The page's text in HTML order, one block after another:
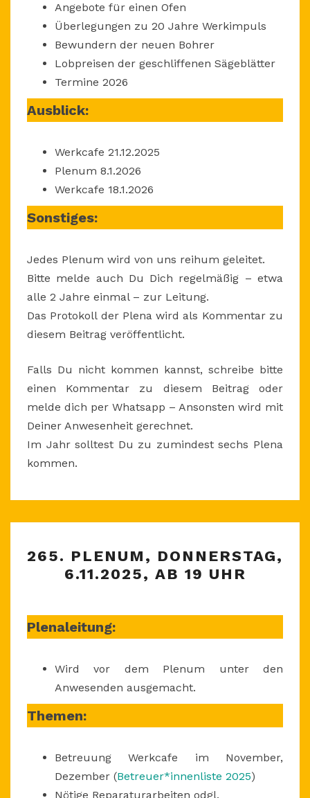
Angebote für einen Ofen
Überlegungen zu 20 Jahre Werkimpuls
Bewundern der neuen Bohrer
Lobpreisen der geschliffenen Sägeblätter
Termine 2026
Ausblick:
Werkcafe 21.12.2025
Plenum 8.1.2026
Werkcafe 18.1.2026
Sonstiges:
Jedes Plenum wird von uns reihum geleitet.
Bitte melde auch Du Dich regelmäßig – etwa
alle 2 Jahre einmal – zur Leitung.
Das Protokoll der Plena wird als Kommentar zu
diesem Beitrag veröffentlicht.
Falls Du nicht kommen kannst, schreibe bitte
einen Kommentar zu diesem Beitrag oder
melde dich per Whatsapp – Ansonsten wird mit
Deiner Anwesenheit gerechnet.
Im Jahr solltest Du zu zumindest sechs Plena
kommen.
PLENUM,
DONNERSTAG,
AB
19
265. PLENUM, DONNERSTAG,
6.11.2025, AB 19 UHR
Plenaleitung:
Wird vor dem Plenum unter den
Anwesenden ausgemacht.
Themen:
Betreuung Werkcafe im November,
Dezember (Betreuer*innenliste 2025)
Nötige Reparaturarbeiten odgl.